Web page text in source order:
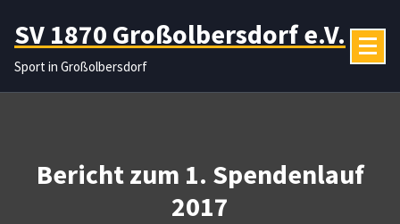
Inhalt
springen
SV 1870 Großolbersdorf e.V.
Sport in Großolbersdorf
Bericht zum 1. Spendenlauf
2017